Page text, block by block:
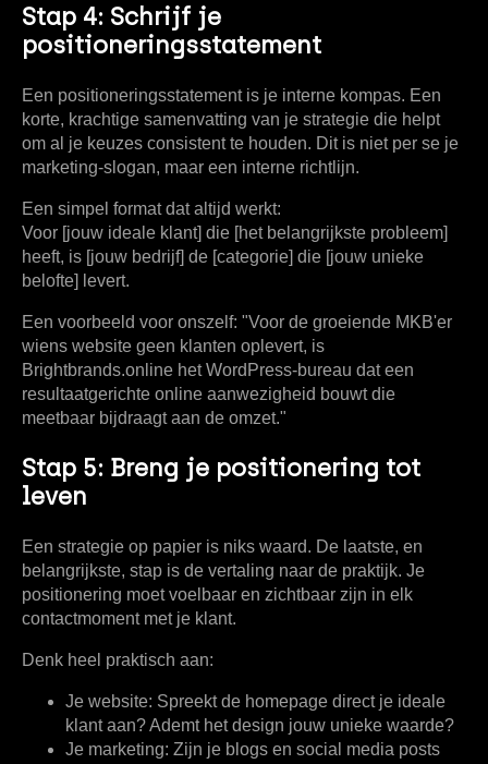
Stap 4: Schrijf je
positioneringsstatement
Een positioneringsstatement is je interne kompas. Een
korte, krachtige samenvatting van je strategie die helpt
om al je keuzes consistent te houden. Dit is niet per se je
marketing-slogan, maar een interne richtlijn.
Een simpel format dat altijd werkt:
Voor [jouw ideale klant] die [het belangrijkste probleem]
heeft, is [jouw bedrijf] de [categorie] die [jouw unieke
belofte] levert.
Een voorbeeld voor onszelf: "Voor de groeiende MKB'er
wiens website geen klanten oplevert, is
Brightbrands.online het WordPress-bureau dat een
resultaatgerichte online aanwezigheid bouwt die
meetbaar bijdraagt aan de omzet."
Stap 5: Breng je positionering tot
leven
Een strategie op papier is niks waard. De laatste, en
belangrijkste, stap is de vertaling naar de praktijk. Je
positionering moet voelbaar en zichtbaar zijn in elk
contactmoment met je klant.
Denk heel praktisch aan:
Je website: Spreekt de homepage direct je ideale
klant aan? Ademt het design jouw unieke waarde?
Je marketing: Zijn je blogs en social media posts